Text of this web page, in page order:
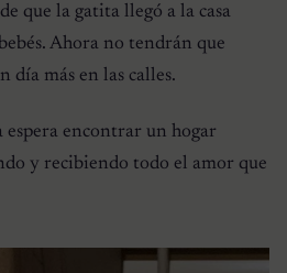
que la gatita llegó a la casa
Ahora no tendrán que
día más en las calles.
encontrar un hogar
y recibiendo todo el amor que